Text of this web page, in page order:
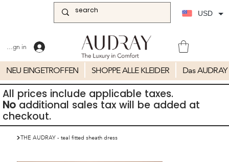
Sign in
NEU EINGETROFFEN SHOPPE ALLE KLEIDER Das AUDRAY
All prices include applicable taxes.
Noadditional sales tax will be added at
checkout.
>THE AUDRAY - teal fitted sheath dress
USD